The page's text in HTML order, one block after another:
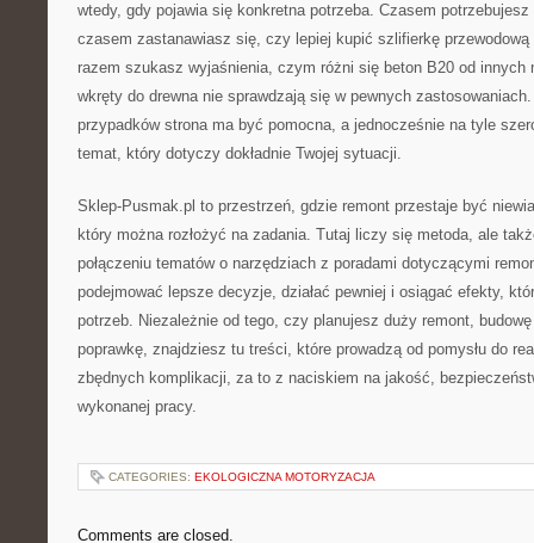
wtedy, gdy pojawia się konkretna potrzeba. Czasem potrzebujesz
czasem zastanawiasz się, czy lepiej kupić szlifierkę
razem szukasz wyjaśnienia, czym różni się beton B20 od innych
wkręty do drewna nie sprawdzają się w pewnych
przypadków strona ma być pomocna, a jednocześnie na tyle
temat, który dotyczy dokładnie Twojej sytuacji.
Sklep-Pusmak.pl to przestrzeń, gdzie remont przestaje być
który można rozłożyć na zadania. Tutaj liczy się metoda, ale
połączeniu tematów o narzędziach z poradami dotyczącymi
podejmować lepsze decyzje, działać pewniej i osiągać efekty,
potrzeb. Niezależnie od tego, czy planujesz duży remont,
poprawkę, znajdziesz tu treści, które prowadzą od pomysłu do
zbędnych komplikacji, za to z naciskiem na jakość,
wykonanej pracy.
CATEGORIES: EKOLOGICZNA MOTORYZACJA
Comments are closed.